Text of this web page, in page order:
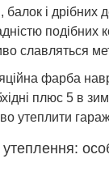
балок і
подібних
славляться
фарба
плюс 5 в
утеплити